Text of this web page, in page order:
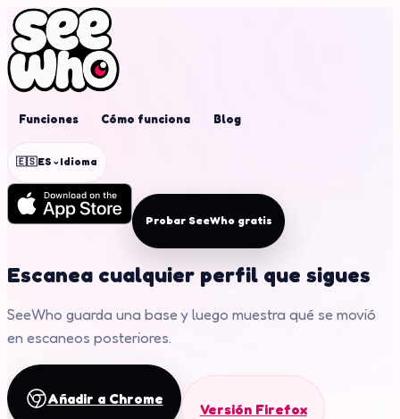
Funciones Cómo funciona Blog
🇪🇸ES ⌄Idioma
Probar SeeWho gratis
Escanea cualquier perfil que sigues
SeeWho guarda una base y luego muestra qué se movió
en escaneos posteriores.
Añadir a Chrome
Versión Firefox